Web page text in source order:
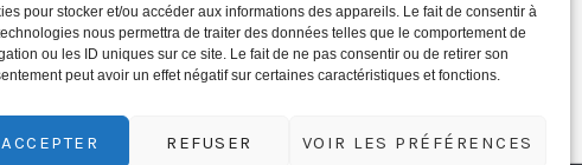
pour stocker et/ou accéder aux informations des appareils. Le fait de consentir à
nous permettra de traiter des données telles que le comportement de
ou les ID uniques sur ce site. Le fait de ne pas consentir ou de retirer son
peut avoir un effet négatif sur certaines caractéristiques et fonctions.
ACCEPTER REFUSER VOIR LES PRÉFÉRENCES